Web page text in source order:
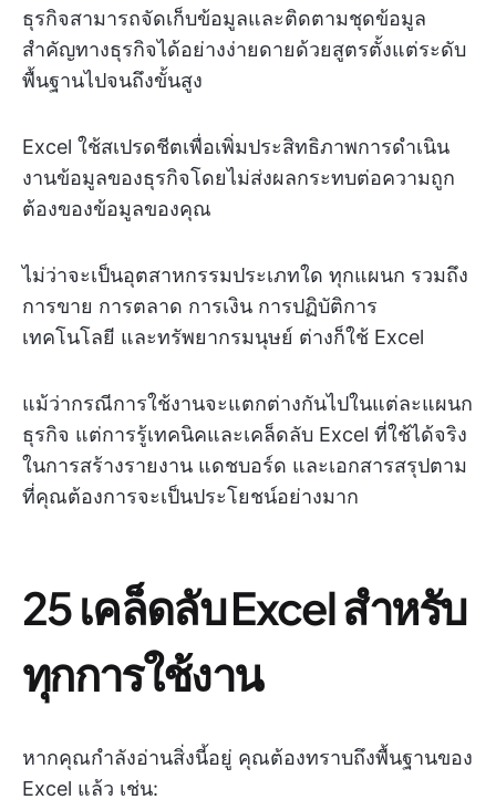
ธุรกิจสามารถจัดเก็บข้อมูลและติดตามชุดข้อมูล
สำคัญทางธุรกิจได้อย่างง่ายดายด้วยสูตรตั้งแต่ระดับ
พื้นฐานไปจนถึงขั้นสูง
Excel ใช้สเปรดชีตเพื่อเพิ่มประสิทธิภาพการดำเนิน
งานข้อมูลของธุรกิจโดยไม่ส่งผลกระทบต่อความถูก
ต้องของข้อมูลของคุณ
ไม่ว่าจะเป็นอุตสาหกรรมประเภทใด ทุกแผนก รวมถึง
การขาย การตลาด การเงิน การปฏิบัติการ
เทคโนโลยี และทรัพยากรมนุษย์ ต่างก็ใช้ Excel
แม้ว่ากรณีการใช้งานจะแตกต่างกันไปในแต่ละแผนก
ธุรกิจ แต่การรู้เทคนิคและเคล็ดลับ Excel ที่ใช้ได้จริง
ในการสร้างรายงาน แดชบอร์ด และเอกสารสรุปตาม
ที่คุณต้องการจะเป็นประโยชน์อย่างมาก
25 เคล็ดลับ Excel สำหรับ
ทุกการใช้งาน
หากคุณกำลังอ่านสิ่งนี้อยู่ คุณต้องทราบถึงพื้นฐานของ
Excel แล้ว เช่น: